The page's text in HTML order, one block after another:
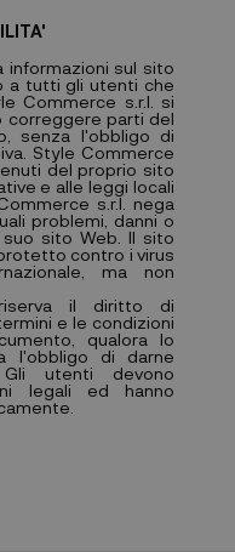
informazioni sul sito
a tutti gli utenti che
Commerce s.r.l. si
correggere parti del
senza l'obbligo di
Style Commerce
del proprio sito
e alle leggi locali
s.r.l. nega
problemi, danni o
sito Web. Il sito
contro i virus
ma non
il diritto di
e le condizioni
qualora lo
l'obbligo di darne
Gli utenti devono
legali ed hanno